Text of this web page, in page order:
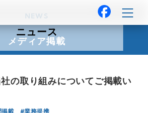
ニュース
メディア掲載
社の取り組みについてご掲載い
掲載 業務提携